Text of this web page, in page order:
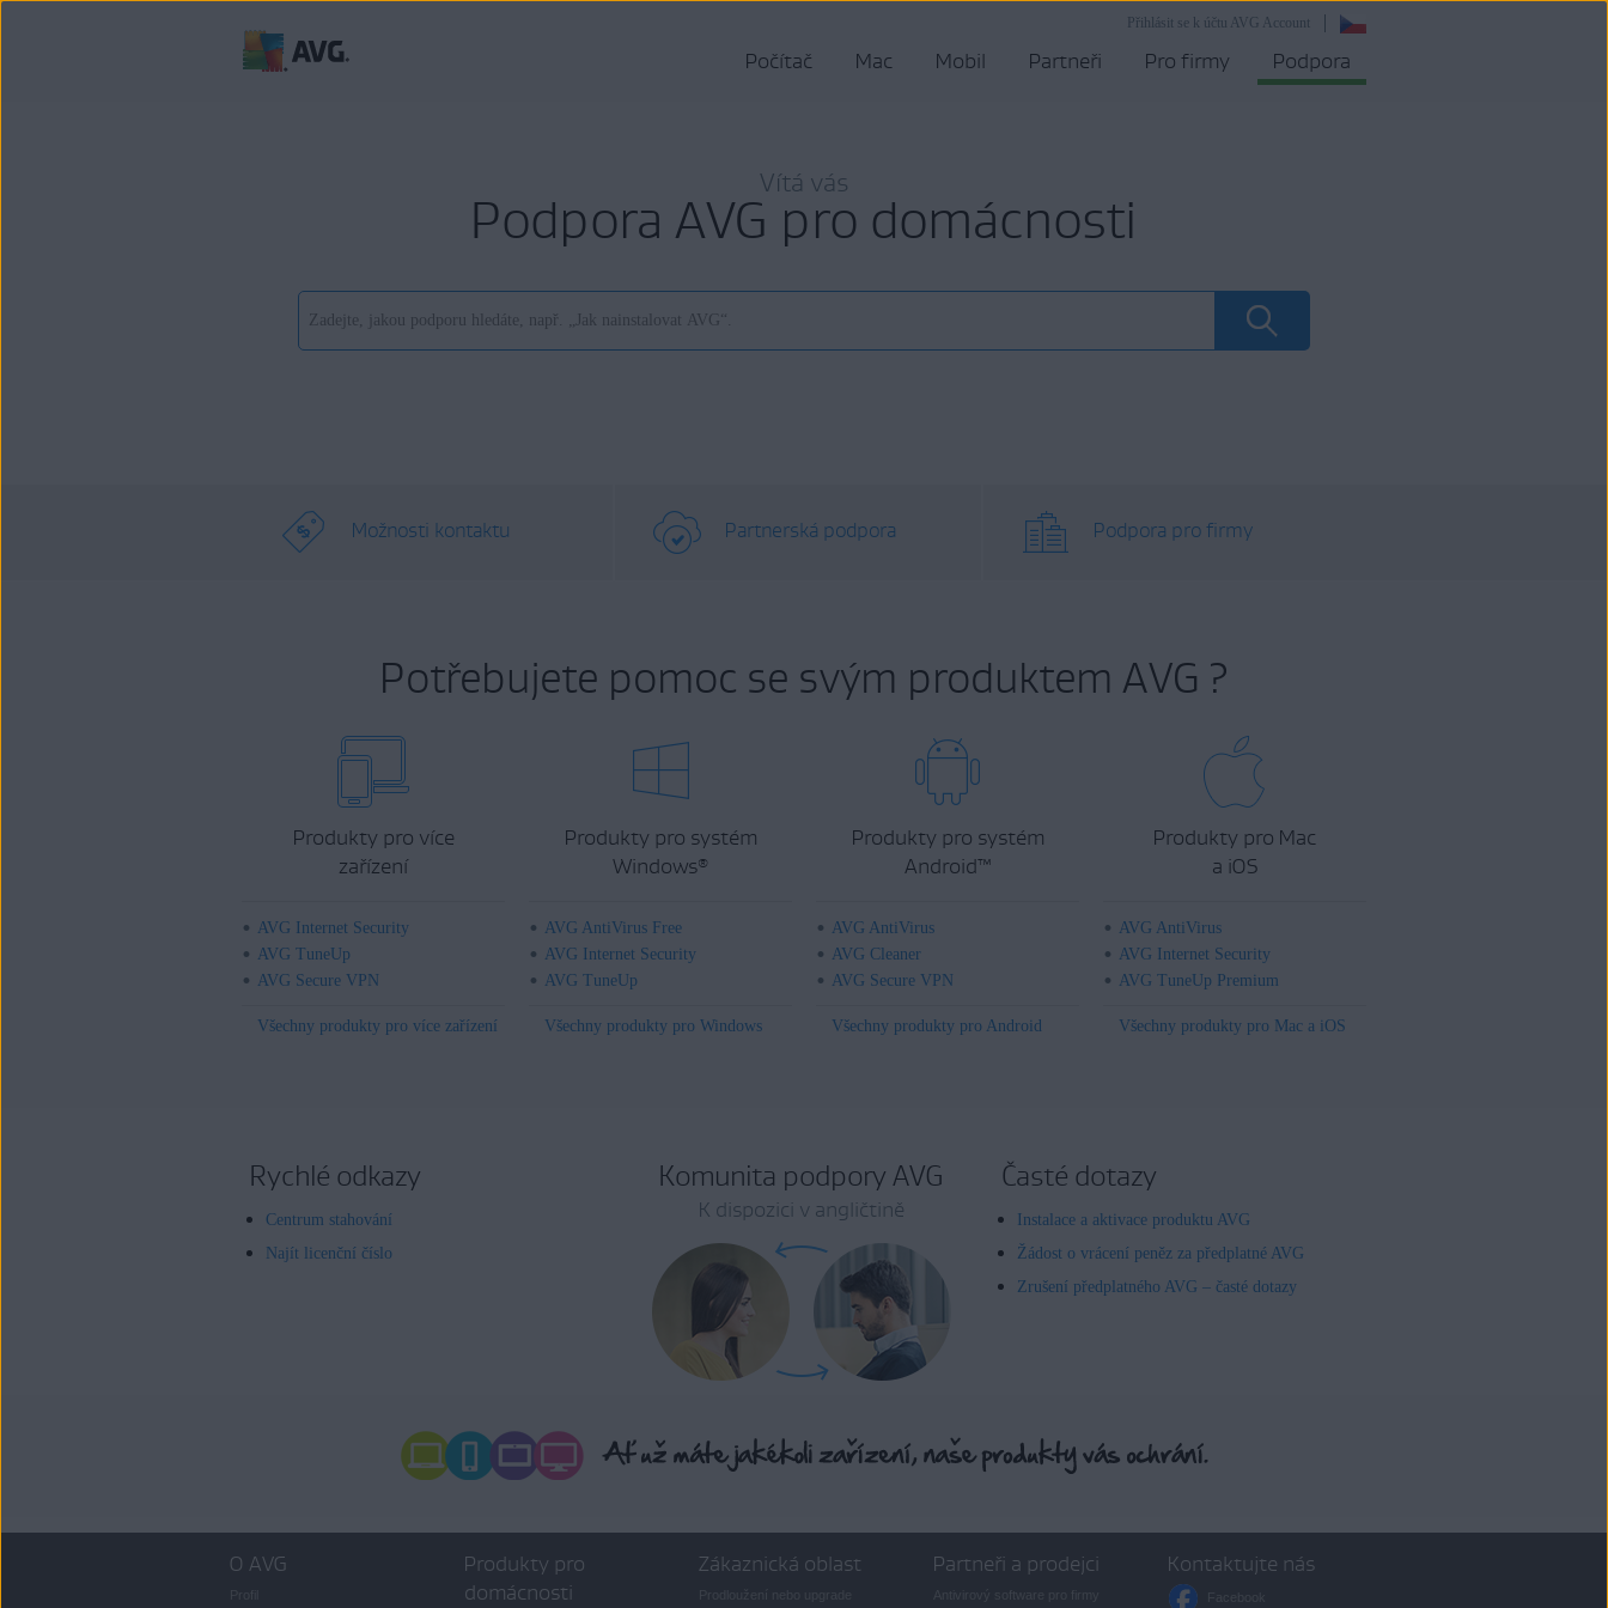
Přihlásit se k účtu AVG Account
Počítač Mac Mobil Partneři Pro firmy Podpora
Vítá vás
Podpora AVG pro domácnosti
Možnosti kontaktu Partnerská podpora Podpora pro firmy
Potřebujete pomoc se svým produktem AVG ?
Produkty pro více
zařízení
AVG Internet Security
AVG TuneUp
AVG Secure VPN
Všechny produkty pro více zařízení
Produkty pro systém
Windows®
AVG AntiVirus Free
AVG Internet Security
AVG TuneUp
Všechny produkty pro Windows
Produkty pro systém
Android™
AVG AntiVirus
AVG Cleaner
AVG Secure VPN
Všechny produkty pro Android
Produkty pro Mac
a iOS
AVG AntiVirus
AVG Internet Security
AVG TuneUp Premium
Všechny produkty pro Mac a iOS
Rychlé odkazy
Centrum stahování
Najít licenční číslo
Komunita podpory AVG
K dispozici v angličtině
Časté dotazy
Instalace a aktivace produktu AVG
Žádost o vrácení peněz za předplatné AVG
Zrušení předplatného AVG – časté dotazy
O AVG
Produkty pro
domácnosti
Zákaznická oblast Partneři a prodejci Kontaktujte nás